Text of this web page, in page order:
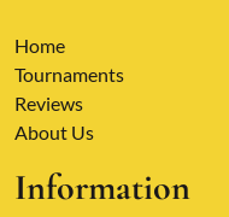
Home
Tournaments
Reviews
About Us
Information